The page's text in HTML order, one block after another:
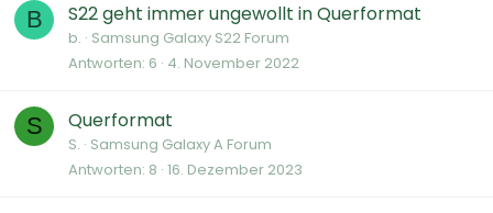
B S22 geht immer ungewollt in Querformat
b. Samsung Galaxy S22 Forum
Antworten 6 4. November 2022
S Querformat
S. Samsung Galaxy A Forum
Antworten 8 16. Dezember 2023